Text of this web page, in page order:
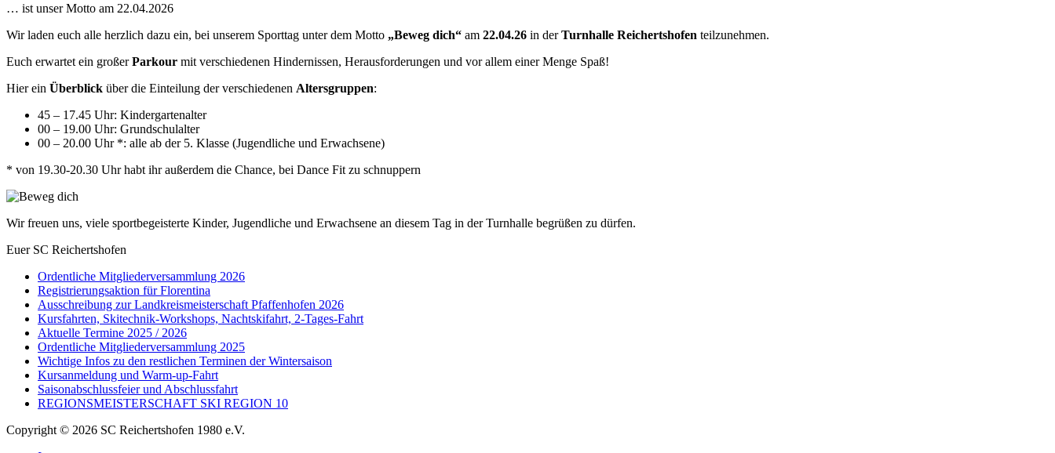
… ist unser Motto am 22.04.2026
Wir laden euch alle herzlich dazu ein, bei unserem Sporttag unter dem Motto „Beweg dich“ am 22.04.26 in derTurnhalle Reichertshofen teilzunehmen.
Euch erwartet ein großerParkour mit verschiedenen Hindernissen, Herausforderungen und vor allem einer Menge Spaß!
Hier ein Überblick über die Einteilung der verschiedenen Altersgruppen:
45 – 17.45 Uhr: Kindergartenalter
00 – 19.00 Uhr: Grundschulalter
00 – 20.00 Uhr *: alle ab der 5. Klasse (Jugendliche und Erwachsene)
* von 19.30-20.30 Uhr habt ihr außerdem die Chance, bei Dance Fit zu schnuppern
Wir freuen uns, viele sportbegeisterte Kinder, Jugendliche und Erwachsene an diesem Tag in der Turnhalle begrüßen zu dürfen.
Euer SC Reichertshofen
Ordentliche Mitgliederversammlung 2026
Registrierungsaktion für Florentina
Ausschreibung zur Landkreismeisterschaft Pfaffenhofen 2026
Kursfahrten, Skitechnik-Workshops, Nachtskifahrt, 2-Tages-Fahrt
Aktuelle Termine 2025 / 2026
Ordentliche Mitgliederversammlung 2025
Wichtige Infos zu den restlichen Terminen der Wintersaison
Kursanmeldung und Warm-up-Fahrt
Saisonabschlussfeier und Abschlussfahrt
REGIONSMEISTERSCHAFT SKI REGION 10
Copyright © 2026 SC Reichertshofen 1980 e.V.